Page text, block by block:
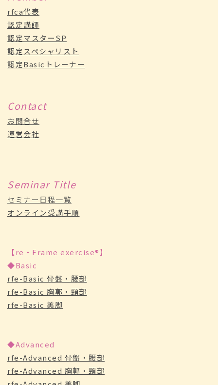
rfca代表
認定講師
認定マスターSP
認定スペシャリスト
認定Basicトレーナー
Contact
お問合せ
運営会社
Seminar Title
セミナー日程一覧
オンライン受講手順
【re・Frame exercise®】
◆Basic
rfe-Basic 骨盤・腰部
rfe-Basic 胸郭・頸部
rfe-Basic 美脚
◆Advanced
rfe-Advanced 骨盤・腰部
rfe-Advanced 胸郭・頸部